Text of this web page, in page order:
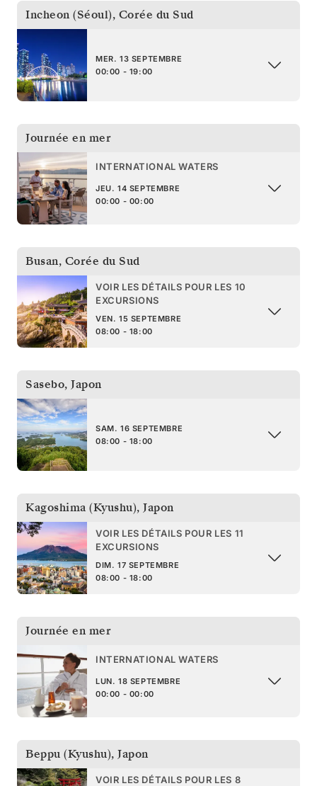
Incheon (Séoul), Corée du Sud
MER. 13 SEPTEMBRE
00:00 - 19:00
Journée en mer
INTERNATIONAL WATERS
JEU. 14 SEPTEMBRE
00:00 - 00:00
Busan, Corée du Sud
VOIR LES DÉTAILS POUR LES 10
EXCURSIONS
VEN. 15 SEPTEMBRE
08:00 - 18:00
Sasebo, Japon
SAM. 16 SEPTEMBRE
08:00 - 18:00
Kagoshima (Kyushu), Japon
VOIR LES DÉTAILS POUR LES 11
EXCURSIONS
DIM. 17 SEPTEMBRE
08:00 - 18:00
Journée en mer
INTERNATIONAL WATERS
LUN. 18 SEPTEMBRE
00:00 - 00:00
Beppu (Kyushu), Japon
VOIR LES DÉTAILS POUR LES 8